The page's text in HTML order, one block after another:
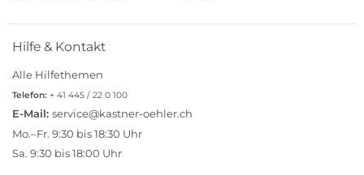
Hilfe & Kontakt
Alle Hilfethemen
Telefon: + 41 445 / 22 0 100
E-Mail: service@kastner-oehler.ch
Mo.–Fr. 9:30 bis 18:30 Uhr
Sa. 9:30 bis 18:00 Uhr